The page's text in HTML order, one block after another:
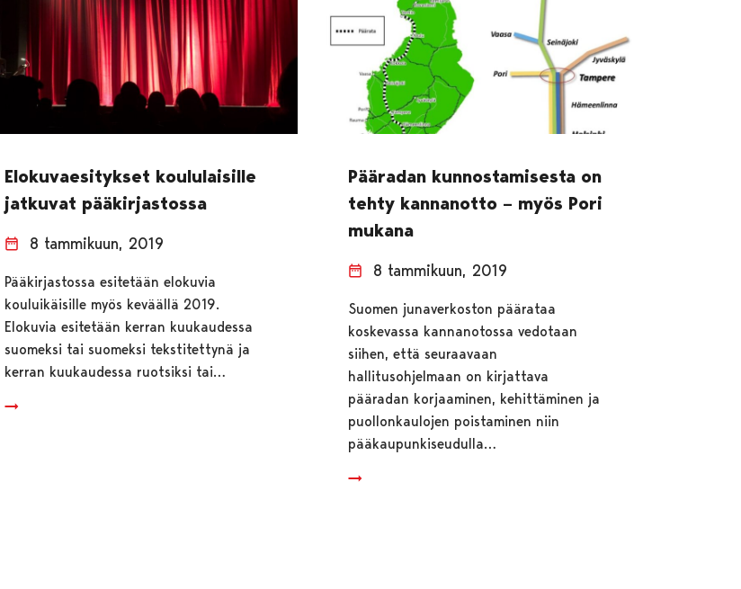
Elokuvaesitykset koululaisille
jatkuvat pääkirjastossa
8 tammikuun, 2019
Pääkirjastossa esitetään elokuvia
kouluikäisille myös keväällä 2019.
Elokuvia esitetään kerran kuukaudessa
suomeksi tai suomeksi tekstitettynä ja
kerran kuukaudessa ruotsiksi tai…
Pääradan kunnostamisesta on
tehty kannanotto – myös Pori
mukana
8 tammikuun, 2019
Suomen junaverkoston päärataa
koskevassa kannanotossa vedotaan
siihen, että seuraavaan
hallitusohjelmaan on kirjattava
pääradan korjaaminen, kehittäminen ja
puollonkaulojen poistaminen niin
pääkaupunkiseudulla…